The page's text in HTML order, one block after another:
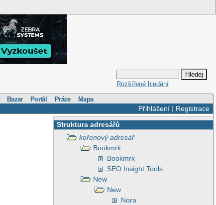
Rozšířené hledání
Bazar Portál Práce Mapa
Přihlášení| Registrace
Struktura adresářů
kořenový adresář
Bookmrk
Bookmrk
SEO Insight Tools
New
New
Nora